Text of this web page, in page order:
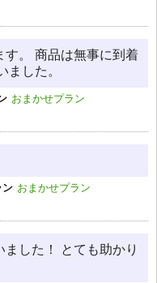
す。 商品は無事に到着
ました。
おまかせプラン
ン おまかせプラン
した！ とても助かり